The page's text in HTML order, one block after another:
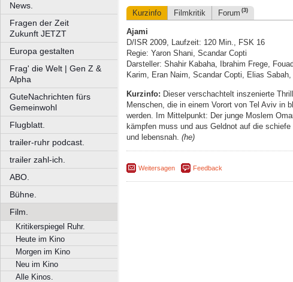
News.
Fragen der Zeit
Zukunft JETZT
Europa gestalten
Frag' die Welt | Gen Z &
Alpha
GuteNachrichten fürs
Gemeinwohl
Flugblatt.
trailer-ruhr podcast.
trailer zahl-ich.
ABO.
Bühne.
Film.
Kritikerspiegel Ruhr.
Heute im Kino
Morgen im Kino
Neu im Kino
Alle Kinos.
Kurzinfo Filmkritik Forum (3)
Ajami
D/ISR 2009, Laufzeit: 120 Min., FSK 16
Regie: Yaron Shani, Scandar Copti
Darsteller: Shahir Kabaha, Ibrahim Frege,
Karim, Eran Naim, Scandar Copti, Elias
Kurzinfo: Dieser verschachtelt inszenierte
Menschen, die in einem Vorort von Tel Aviv in
werden. Im Mittelpunkt: Der junge Moslem
kämpfen muss und aus Geldnot auf die
und lebensnah. (he)
Weitersagen Feedback